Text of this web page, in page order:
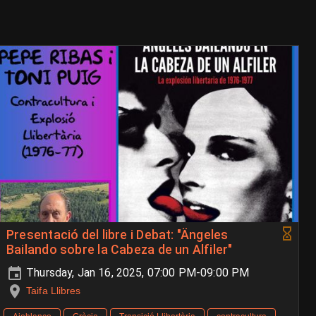
Presentació del libre i Debat: "Ängeles
Bailando sobre la Cabeza de un Alfiler"
Thursday, Jan 16, 2025, 07:00 PM-09:00 PM
Taifa Llibres